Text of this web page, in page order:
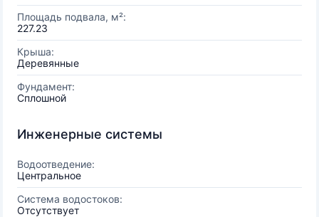
Площадь подвала, м²:
227.23
Крыша:
Деревянные
Фундамент:
Сплошной
Инженерные системы
Водоотведение:
Центральное
Система водостоков:
Отсутствует